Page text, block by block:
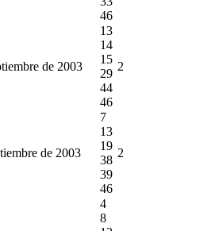
46
de 2003
13
14
15
29
44
46
2
de 2003
7
13
19
38
39
46
2
4
8